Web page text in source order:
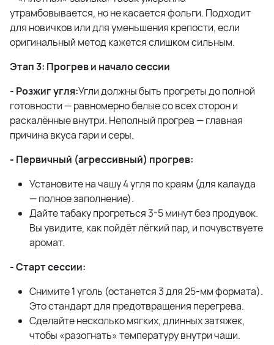
утрамбовывается, но не касается фольги. Подходит
для новичков или для уменьшения крепости, если
оригинальный метод кажется слишком сильным.
Этап 3: Прогрев и начало сессии
- Розжиг угля:Угли должны быть прогреты до полной
готовности — равномерно белые со всех сторон и
раскалённые внутри. Неполный прогрев — главная
причина вкуса гари и серы.
- Первичный (агрессивный) прогрев:
Установите на чашу 4 угля по краям (для калауда
— полное заполнение).
Дайте табаку прогреться 3-5 минут без продувок.
Вы увидите, как пойдёт лёгкий пар, и почувствуете
аромат.
- Старт сессии:
Снимите 1 уголь (останется 3 для 25-мм формата).
Это стандарт для предотвращения перегрева.
Сделайте несколько мягких, длинных затяжек,
чтобы «разогнать» температуру внутри чаши.